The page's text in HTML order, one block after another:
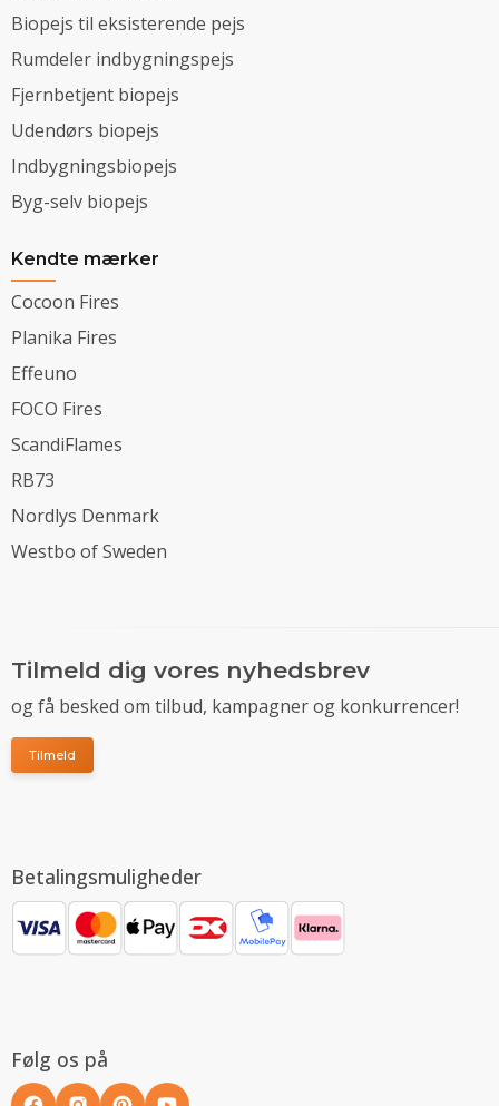
Biopejs til eksisterende pejs
Rumdeler indbygningspejs
Fjernbetjent biopejs
Udendørs biopejs
Indbygningsbiopejs
Byg-selv biopejs
Kendte mærker
Cocoon Fires
Planika Fires
Effeuno
FOCO Fires
ScandiFlames
RB73
Nordlys Denmark
Westbo of Sweden
Tilmeld dig vores nyhedsbrev
og få besked om tilbud, kampagner og konkurrencer!
Tilmeld
Betalingsmuligheder
Følg os på